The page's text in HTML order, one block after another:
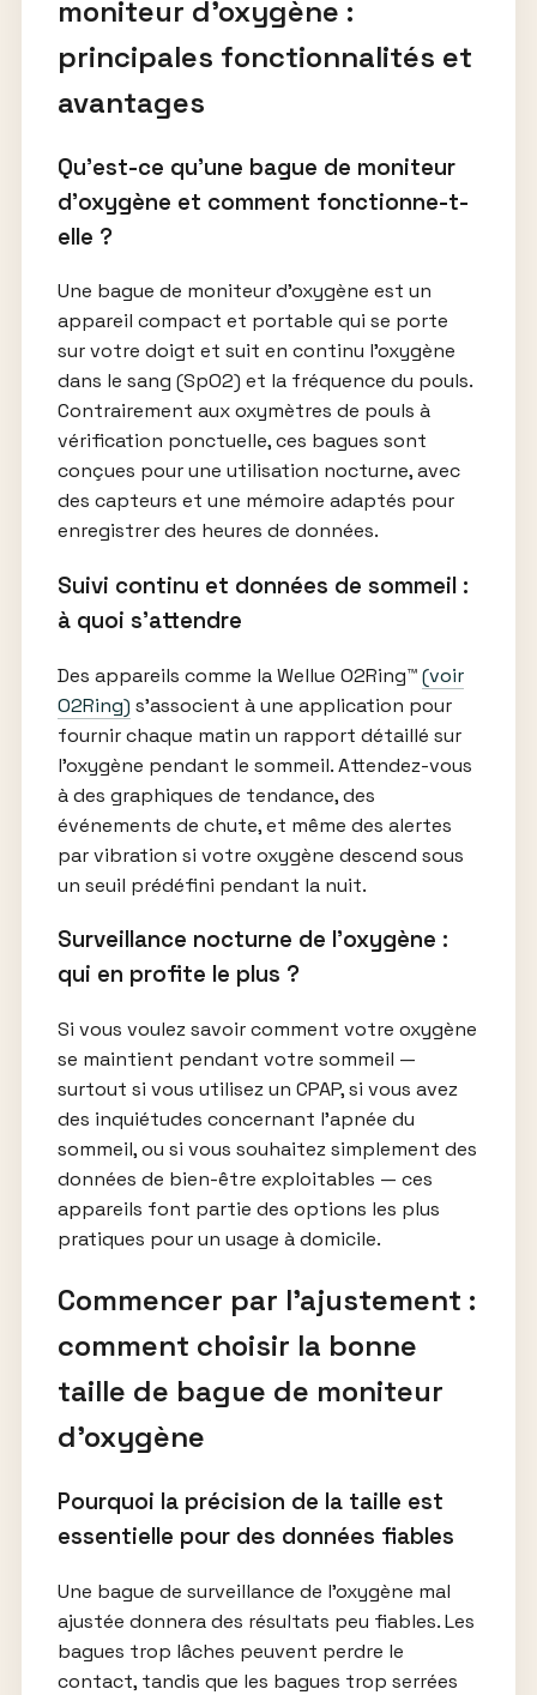
moniteur d’oxygène :
principales fonctionnalités et
avantages
Qu’est-ce qu’une bague de moniteur
d’oxygène et comment fonctionne-t-
elle ?
Une bague de moniteur d’oxygène est un
appareil compact et portable qui se porte
sur votre doigt et suit en continu l’oxygène
dans le sang (SpO2) et la fréquence du pouls.
Contrairement aux oxymètres de pouls à
vérification ponctuelle, ces bagues sont
conçues pour une utilisation nocturne, avec
des capteurs et une mémoire adaptés pour
enregistrer des heures de données.
Suivi continu et données de sommeil :
à quoi s’attendre
Des appareils comme la Wellue O2Ring™(voir
O2Ring) s’associent à une application pour
fournir chaque matin un rapport détaillé sur
l’oxygène pendant le sommeil. Attendez-vous
à des graphiques de tendance, des
événements de chute, et même des alertes
par vibration si votre oxygène descend sous
un seuil prédéfini pendant la nuit.
Surveillance nocturne de l’oxygène :
qui en profite le plus ?
Si vous voulez savoir comment votre oxygène
se maintient pendant votre sommeil —
surtout si vous utilisez un CPAP, si vous avez
des inquiétudes concernant l’apnée du
sommeil, ou si vous souhaitez simplement des
données de bien-être exploitables — ces
appareils font partie des options les plus
pratiques pour un usage à domicile.
Commencer par l’ajustement :
comment choisir la bonne
taille de bague de moniteur
d’oxygène
Pourquoi la précision de la taille est
essentielle pour des données fiables
Une bague de surveillance de l’oxygène mal
ajustée donnera des résultats peu fiables. Les
bagues trop lâches peuvent perdre le
contact, tandis que les bagues trop serrées